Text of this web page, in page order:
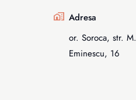
Adresa
or. Soroca, str. M.
Eminescu, 16